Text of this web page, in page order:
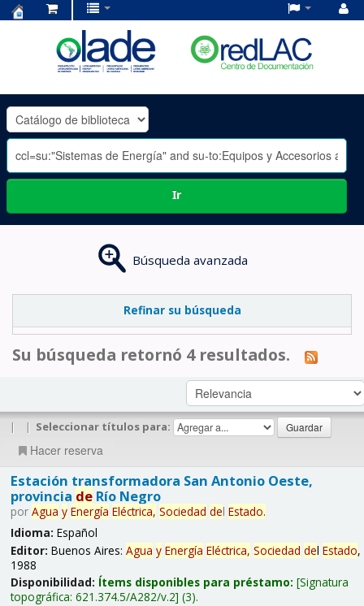
OLADE
-
Ir
Búsqueda avanzada
Refinar su búsqueda
Su búsqueda retornó 4 resultados.
| | Seleccionar títulos para:
Hacer reserva
Estación transformadora San Antonio Oeste,
provincia deRío Negro
por Agua y Energía Eléctrica, Sociedad del Estado.
Idioma: Español
Editor: Buenos Aires: Agua y Energía Eléctrica, Sociedad del Estado,
1988
Disponibilidad: Ítems disponibles para préstamo: Signatura
topográfica: 621.374.5/A282/v.2 (3).